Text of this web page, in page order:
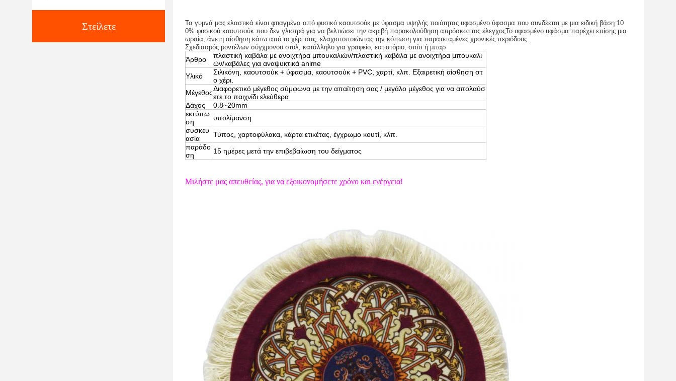
Στείλετε
Τα γυμνά μας ελαστικά είναι φτιαγμένα από φυσικό καουτσούκ με ύφασμα υψηλής ποιότητας υφασμένο ύφασμα που συνδέεται με μια ειδική βάση 10
0% φυσικού καουτσούκ που δεν γλιστρά για να βελτιώσει την ακριβή παρακολούθηση.απρόσκοπτος έλεγχοςΤο υφασμένο υφάσμα παρέχει επίσης μια
ωραία, άνετη αίσθηση κάτω από το χέρι σας, ελαχιστοποιώντας την κόπωση για παρατεταμένες χρονικές περιόδους.
Σχεδιασμός μοντέλων σύγχρονου στυλ, κατάλληλο για γραφείο, εστιατόριο, σπίτι ή μπαρ
Άρθρο
πλαστική καβάλα με ανοιχτήρα μπουκαλιών/πλαστική καβάλα με ανοιχτήρα μπουκαλι
ών/καβάλες για αναψυκτικά anime
Υλικό
Σιλικόνη, καουτσούκ + ύφασμα, καουτσούκ + PVC, χαρτί, κλπ. Εξαιρετική αίσθηση στ
ο χέρι.
ΜέγεθοςΔιαφορετικό μέγεθος σύμφωνα με την απαίτηση σας / μεγάλο μέγεθος για να απολαύσ
ετε το παιχνίδι ελεύθερα
Δάχος
0.8~20mm
εκτύπω
ση
υπολίμανση
συσκευ
ασία
Τύπος, χαρτοφύλακα, κάρτα ετικέτας, έγχρωμο κουτί, κλπ.
παράδο
ση
15 ημέρες μετά την επιβεβαίωση του δείγματος
Μιλήστε μας απευθείας, για να εξοικονομήσετε χρόνο και ενέργεια!